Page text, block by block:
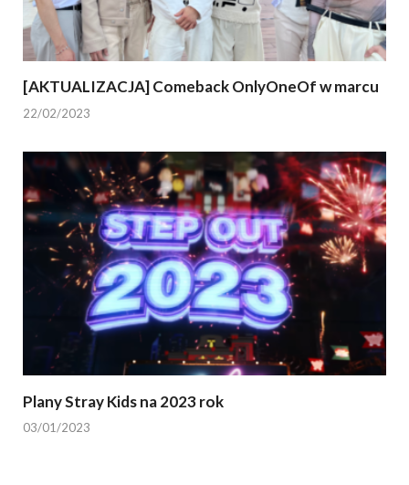
[AKTUALIZACJA] Comeback OnlyOneOf w marcu
22/02/2023
Plany Stray Kids na 2023 rok
03/01/2023